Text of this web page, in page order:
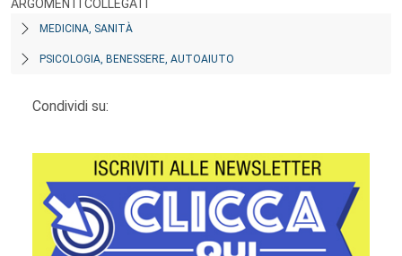
ARGOMENTI COLLEGATI
MEDICINA, SANITÀ
PSICOLOGIA, BENESSERE, AUTOAIUTO
Condividi su: